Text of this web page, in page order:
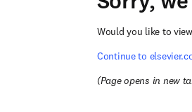
Would you like to
Continue to
opens in new tab/
(Page opens in new